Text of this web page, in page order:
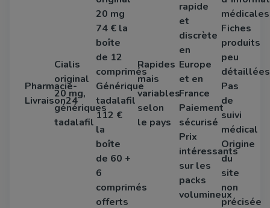
Pharmacie-
Livraison24
Cialis
original
20 mg,
génériques
tadalafil
20 mg
74 € la
boîte
de 12
comprimés
Générique
tadalafil
112 €
la
boîte
de 60 +
6
comprimés
offerts
Rapides
mais
variables
selon
le pays
rapide
et
discrète
en
Europe
et en
France
Paiement
sécurisé
Prix
intéressants
sur les
packs
volumineux
médicales
Fiches
produits
peu
détaillées
Pas
de
suivi
médical
Origine
du
site
non
précisée